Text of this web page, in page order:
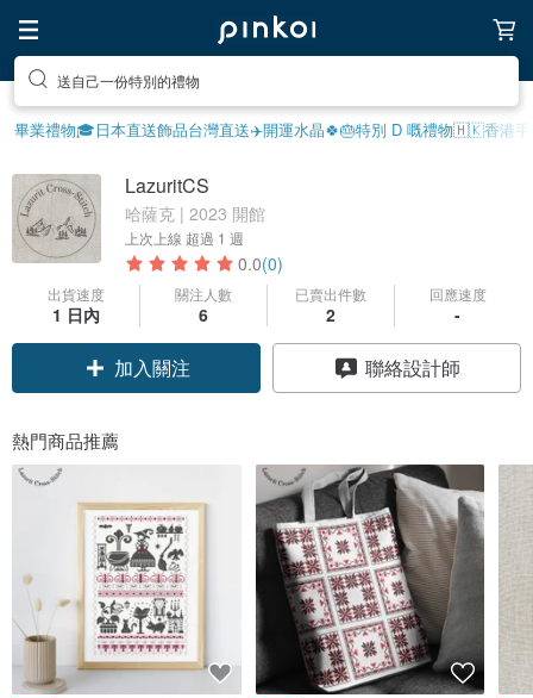
享受療癒的放鬆生活
畢業禮物🎓日本直送飾品台灣直送✈️開運水晶🍀🎂特別 D 嘅禮物🇭🇰香港手
LazuritCS
哈薩克 | 2023 開館
上次上線 超過 1 週
0.0(0)
出貨速度
1 日內
關注人數
6
已賣出件數
2
回應速度
-
加入關注 聯絡設計師
熱門商品推薦